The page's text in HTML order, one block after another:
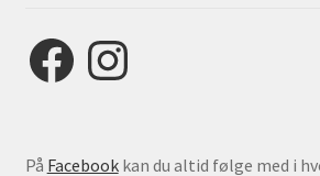
FacebookInstagram
På Facebookkan du altid følge med i